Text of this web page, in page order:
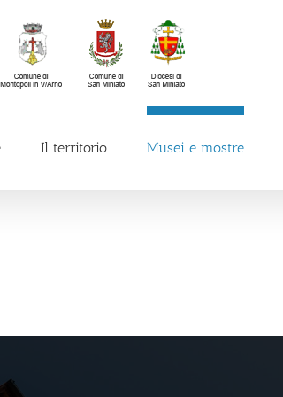
Il territorio Musei e mostre